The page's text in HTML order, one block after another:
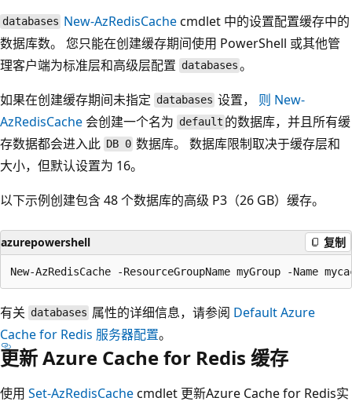
databases New-AzRedisCachecmdlet 中的设置配置缓存中的
数据库数。 您只能在创建缓存期间使用 PowerShell 或其他管
理客户端为标准层和高级层配置 databases 。
如果在创建缓存期间未指定 databases 设置， 则 New-
AzRedisCache 会创建一个名为 default 的数据库，并且所有缓
存数据都会进入此 DB 0 数据库。 数据库限制取决于缓存层和
大小，但默认设置为 16。
以下示例创建包含 48 个数据库的高级 P3（26 GB）缓存。
azurepowershell 复制
有关 databases 属性的详细信息，请参阅 Default Azure
Cache for Redis 服务器配置。
更新 Azure Cache for Redis 缓存
使用 Set-AzRedisCachecmdlet 更新Azure Cache for Redis实